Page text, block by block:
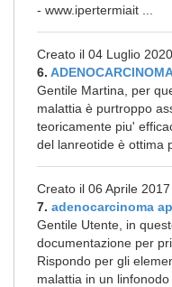
- www.ipertermiait ...
Creato il 04 Luglio 2020
6.
Gentile Martina, per
malattia è purtroppo
teoricamente piu'
del lanreotide è ottima
Creato il 06 Aprile 2017
7. adenocarcinoma
Gentile Utente, in
documentazione per
Rispondo per gli
malattia in un linfonodo